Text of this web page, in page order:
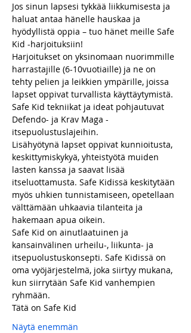
Jos sinun lapsesi tykkää liikkumisesta ja
haluat antaa hänelle hauskaa ja
hyödyllistä oppia – tuo hänet meille Safe
Kid -harjoituksiin!
Harjoitukset on yksinomaan nuorimmille
harrastajille (6-10vuotiaille) ja ne on
tehty pelien ja leikkien ympärille, joissa
lapset oppivat turvallista käyttäytymistä.
Safe Kid tekniikat ja ideat pohjautuvat
Defendo- ja Krav Maga -
itsepuolustuslajeihin.
Lisähyötynä lapset oppivat kunnioitusta,
keskittymiskykyä, yhteistyötä muiden
lasten kanssa ja saavat lisää
itseluottamusta. Safe Kidissä keskitytään
myös uhkien tunnistamiseen, opetellaan
välttämään uhkaavia tilanteita ja
hakemaan apua oikein.
Safe Kid on ainutlaatuinen ja
kansainvälinen urheilu-, liikunta- ja
itsepuolustuskonsepti. Safe Kidissä on
oma vyöjärjestelmä, joka siirtyy mukana,
kun siirrytään Safe Kid vanhempien
ryhmään.
Tätä on Safe Kid
Näytä enemmän